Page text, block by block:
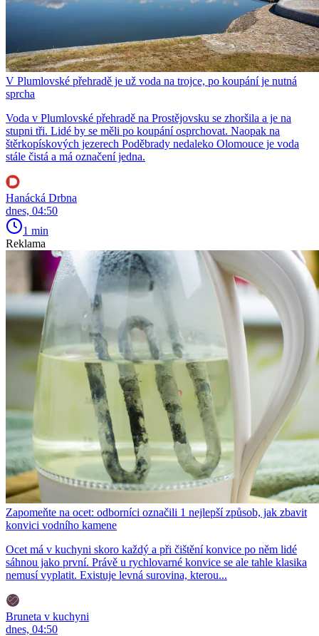
V Plumlovské přehradě je už voda na trojce, po koupání je nutná
sprcha
Voda v Plumlovské přehradě na Prostějovsku se zhoršila a je na
stupni tři. Lidé by se měli po koupání osprchovat. Naopak na
štěrkopískových jezerech Poděbrady nedaleko Olomouce je voda
stále čistá a má označení jedna.
Hanácká Drbna
dnes, 04:50
1 min
Reklama
Zapomeňte na ocet: odborníci označili 1 nejlepší způsob, jak zbavit
konvici vodního kamene
Ocet má v kuchyni skoro každý a při čištění konvice po něm lidé
sáhnou jako první. Právě u rychlovarné konvice se ale tahle klasika
nemusí vyplatit. Existuje levná surovina, kterou...
Bruneta v kuchyni
dnes, 04:50